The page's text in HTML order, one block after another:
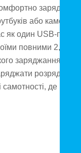
заряджати
або камер, не
як один USB-порт
повними 2,1
заряджання.
де